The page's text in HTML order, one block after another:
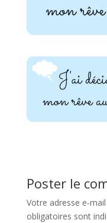
Poster le
Votre adresse e-
obligatoires sont